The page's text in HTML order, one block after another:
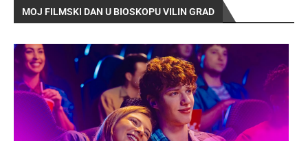
MOJ FILMSKI DAN U BIOSKOPU VILIN GRAD